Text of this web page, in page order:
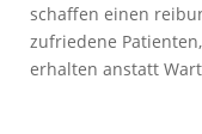
schaffen einen
zufriedene
erhalten anstatt